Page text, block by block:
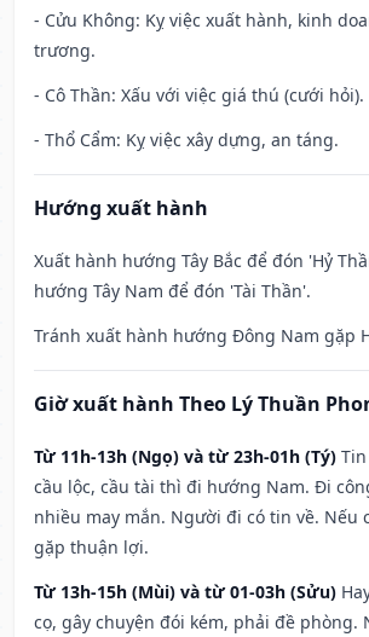
- Cửu Không: Kỵ việc xuất hành, kinh
trương.
- Cô Thần: Xấu với việc giá thú (cưới hỏi).
- Thổ Cẩm: Kỵ việc xây dựng, an táng.
Hướng xuất hành
Xuất hành hướng Tây Bắc để đón 'Hỷ
hướng Tây Nam để đón 'Tài Thần'.
Tránh xuất hành hướng Đông Nam gặp
Giờ xuất hành Theo Lý Thuần
Từ 11h-13h (Ngọ) và từ 23h-01h (Tý)
cầu lộc, cầu tài thì đi hướng Nam. Đi
nhiều may mắn. Người đi có tin về. Nếu
gặp thuận lợi.
Từ 13h-15h (Mùi) và từ 01-03h (Sửu)
cọ, gây chuyện đói kém, phải đề phòng.